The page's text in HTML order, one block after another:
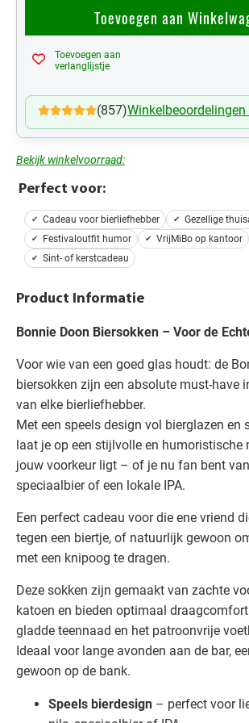
Toevoegen aan
Toevoegen aan
verlanglijstje
(857)
Bekijk winkelvoorraad:
Perfect voor:
Cadeau voor bierliefhebber
Gezellige
Festivaloutfit humor
VrijMiBo op kantoor
Sint- of kerstcadeau
Product Informatie
Bonnie Doon Biersokken – Voor de
Voor wie van een goed glas houdt: de
biersokken zijn een absolute must-have
van elke bierliefhebber.
Met een speels design vol bierglazen en
laat je op een stijlvolle en humoristische
jouw voorkeur ligt – of je nu fan bent
speciaalbier of een lokale IPA.
Een perfect cadeau voor die ene vriend
tegen een biertje, of natuurlijk gewoon
met een knipoog te dragen.
Deze sokken zijn gemaakt van zachte
katoen en bieden optimaal
gladde teennaad en het patroonvrije
Ideaal voor lange avonden aan de bar,
gewoon op de bank.
Speels bierdesign – perfect voor